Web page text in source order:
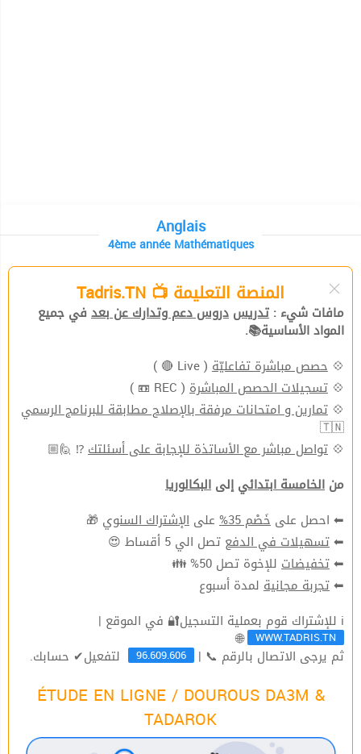
Anglais
4ème année Mathématiques
المنصة التعليمة 📺 Tadris.TN
مافات شيء : تدريس دروس دعم وتدارك عن بعد في جميع
المواد الأساسية📚.
💠 حصص مباشرة تفاعليّة ( Live 🔴 )
💠 تسجيلات الحصص المباشرة ( REC 📼 )
💠 تمارين و امتحانات مرفقة بالإصلاح مطابقة للبرنامج الرسمي
🇹🇳
💠 تواصل مباشر مع الأساتذة للإجابة على أسئلتك⁉ 🙋🏼
من الخامسة ابتدائي إلى البكالوريا
⬅ احصل على خَصْم 35% على الإشتراك السنوي 🎁
⬅تسهيلات في الدفع تصل الي 5 أقساط 😍
⬅تخفيضات للإخوة تصل 50% 👪
⬅تجربة مجانية لمدة أسبوع
ℹ للإشتراك قوم بعملية التسجيل🔐 في الموقع |
WWW.TADRIS.TN
🌐
ثم يرجى الاتصال بالرقم 📞 | 96.609.606 لتفعيل✔ حسابك.
ÉTUDE EN LIGNE / DOUROUS DA3M &
TADAROK